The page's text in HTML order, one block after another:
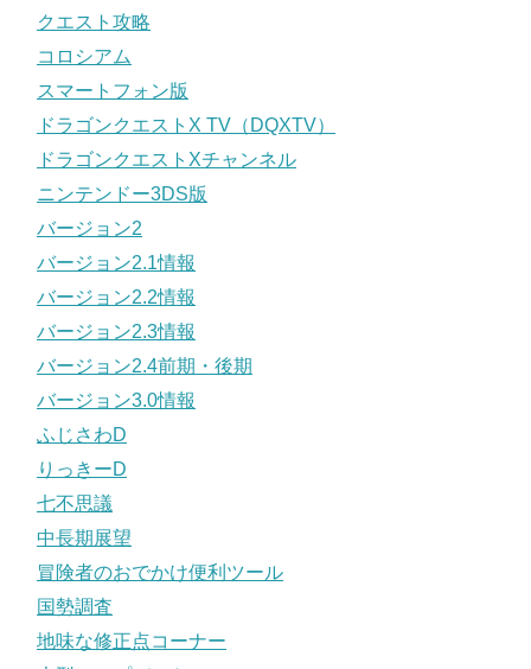
クエスト攻略
コロシアム
スマートフォン版
ドラゴンクエストX TV（DQXTV）
ドラゴンクエストXチャンネル
ニンテンドー3DS版
バージョン2
バージョン2.1情報
バージョン2.2情報
バージョン2.3情報
バージョン2.4前期・後期
バージョン3.0情報
ふじさわD
りっきーD
七不思議
中長期展望
冒険者のおでかけ便利ツール
国勢調査
地味な修正点コーナー